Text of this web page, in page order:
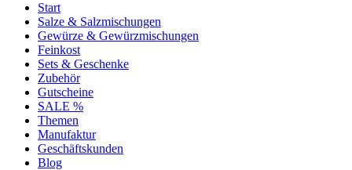
Start
Salze & Salzmischungen
Gewürze & Gewürzmischungen
Feinkost
Sets & Geschenke
Zubehör
Gutscheine
SALE %
Themen
Manufaktur
Geschäftskunden
Blog